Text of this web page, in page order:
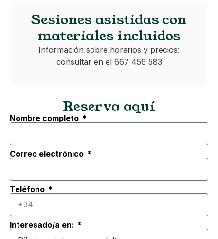
Sesiones asistidas con
materiales incluidos
Información sobre horarios y precios:
consultar en el 667 456 583
Reserva aquí
Nombre completo
Correo electrónico
Teléfono
Interesado/a en: